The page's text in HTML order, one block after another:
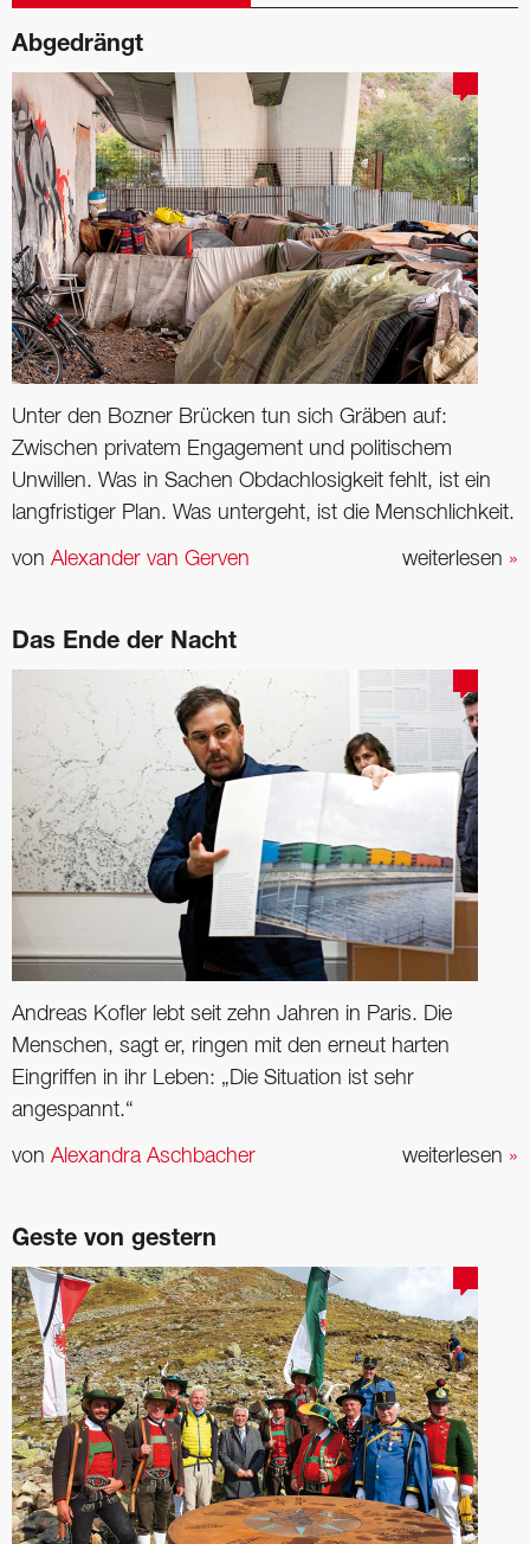
Abgedrängt
Unter den Bozner Brücken tun sich Gräben auf:
Zwischen privatem Engagement und politischem
Unwillen. Was in Sachen Obdachlosigkeit fehlt, ist ein
langfristiger Plan. Was untergeht, ist die Menschlichkeit.
weiterlesen »
von Alexander van Gerven
Das Ende der Nacht
Andreas Kofler lebt seit zehn Jahren in Paris. Die
Menschen, sagt er, ringen mit den erneut harten
Eingriffen in ihr Leben: „Die Situation ist sehr
angespannt.“
weiterlesen »
von Alexandra Aschbacher
Geste von gestern